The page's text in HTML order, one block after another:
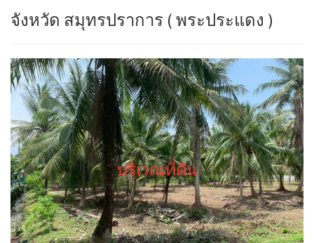
จังหวัด สมุทรปราการ ( พระประแดง )